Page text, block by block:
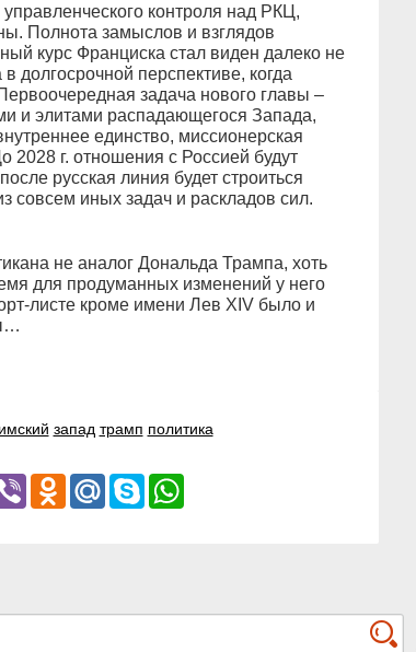
контроля над РКЦ,
Полнота замыслов и взглядов
курс Франциска стал виден далеко не
долгосрочной перспективе, когда
задача нового главы –
и элитами распадающегося Запада,
единство, миссионерская
2028 г. отношения с Россией будут
русская линия будет строиться
совсем иных задач и раскладов сил.
не аналог Дональда Трампа, хоть
для продуманных изменений у него
листе кроме имени Лев XIV было и
запад трамп политика
Viber Odnoklassniki
Mail.RuSkypeWhatsApp